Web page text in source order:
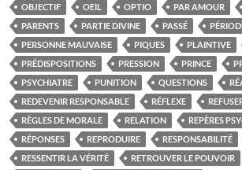
OBJECTIF
OEIL OPTIO PAR AMOUR
PARENTS
PARTIE DIVINE PASSÉ
PERSONNE MAUVAISE
PIQUES PLAINTIVE
PRÉDISPOSITIONS
PRESSION PRINCE
PSYCHIATRE
PUNITION QUESTIONS
REDEVENIR RESPONSABLE
RÉFLEXE
RÈGLES DE MORALE
RELATION
REPÈRES
RÉPONSES
REPRODUIRE RESPONSABILITÉ
RESSENTIR LA VÉRITÉ
RETROUVER LE POUVOIR